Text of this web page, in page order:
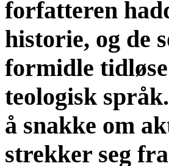
forfatteren
historie, og de
formidle
teologisk
å snakke om
strekker seg